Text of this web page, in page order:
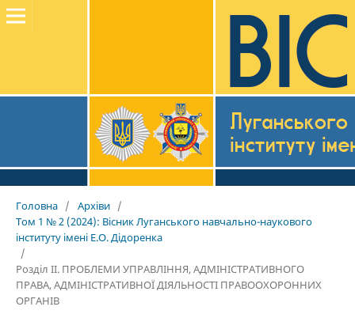
Головна / Архіви /
Том 1 № 2 (2024): Вісник Луганського навчально-наукового
інституту імені Е.О. Дідоренка
/
Розділ II. ПРОБЛЕМИ УПРАВЛІННЯ, АДМІНІСТРАТИВНОГО
ПРАВА, АДМІНІСТРАТИВНОЇ ДІЯЛЬНОСТІ ПРАВООХОРОННИХ
ОРГАНІВ